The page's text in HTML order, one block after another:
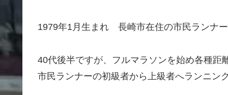
1979年1月生まれ 長崎市在住の市民ランナー
40代後半ですが、フルマラソンを始め各種距
市民ランナーの初級者から上級者へランニン